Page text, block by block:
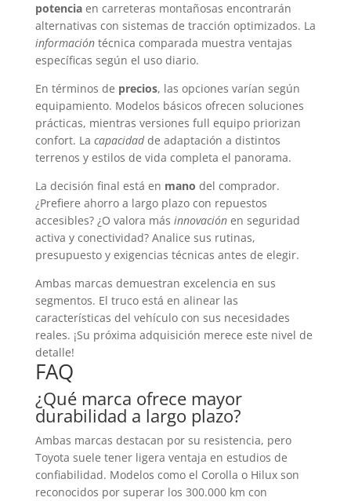
potenciaen carreteras montañosas encontrarán
alternativas con sistemas de tracción optimizados. La
informacióntécnica comparada muestra ventajas
específicas según el uso diario.
En términos de precios, las opciones varían según
equipamiento. Modelos básicos ofrecen soluciones
prácticas, mientras versiones full equipo priorizan
confort. La capacidadde adaptación a distintos
terrenos y estilos de vida completa el panorama.
La decisión final está en mano del comprador.
¿Prefiere ahorro a largo plazo con repuestos
accesibles? ¿O valora más innovaciónen seguridad
activa y conectividad? Analice sus rutinas,
presupuesto y exigencias técnicas antes de elegir.
Ambas marcas demuestran excelencia en sus
segmentos. El truco está en alinear las
características del vehículo con sus necesidades
reales. ¡Su próxima adquisición merece este nivel de
detalle!
FAQ
¿Qué marca ofrece mayor
durabilidad a largo plazo?
Ambas marcas destacan por su resistencia, pero
Toyota suele tener ligera ventaja en estudios de
confiabilidad. Modelos como el Corolla o Hilux son
reconocidos por superar los 300.000 km con